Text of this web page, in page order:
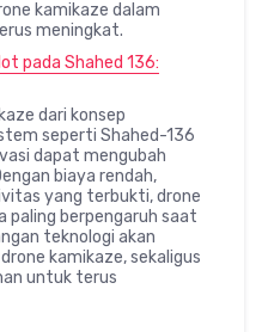
kamikaze dalam
meningkat.
pada Shahed 136:
dari konsep
seperti Shahed-136
dapat mengubah
biaya rendah,
yang terbukti, drone
paling berpengaruh saat
teknologi akan
kamikaze, sekaligus
untuk terus